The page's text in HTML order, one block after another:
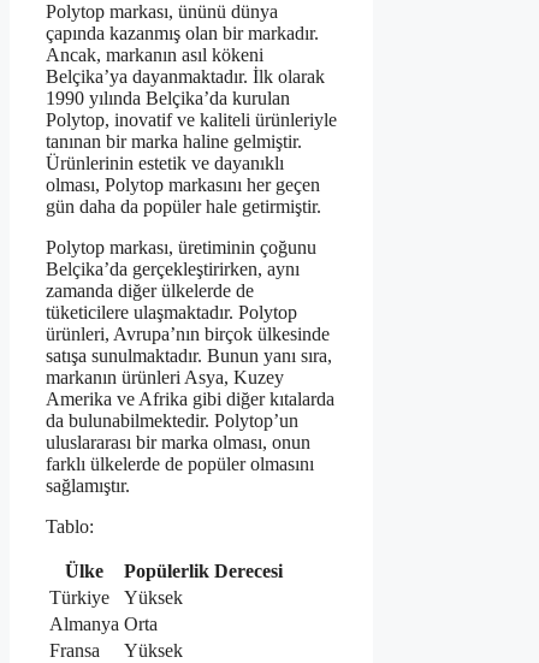
Polytop markası, ününü dünya
çapında kazanmış olan bir markadır.
Ancak, markanın asıl kökeni
Belçika’ya dayanmaktadır. İlk olarak
1990 yılında Belçika’da kurulan
Polytop, inovatif ve kaliteli ürünleriyle
tanınan bir marka haline gelmiştir.
Ürünlerinin estetik ve dayanıklı
olması, Polytop markasını her geçen
gün daha da popüler hale getirmiştir.
Polytop markası, üretiminin çoğunu
Belçika’da gerçekleştirirken, aynı
zamanda diğer ülkelerde de
tüketicilere ulaşmaktadır. Polytop
ürünleri, Avrupa’nın birçok ülkesinde
satışa sunulmaktadır. Bunun yanı sıra,
markanın ürünleri Asya, Kuzey
Amerika ve Afrika gibi diğer kıtalarda
da bulunabilmektedir. Polytop’un
uluslararası bir marka olması, onun
farklı ülkelerde de popüler olmasını
sağlamıştır.
Tablo:
Ülke
Popülerlik Derecesi
Türkiye
Yüksek
Almanya Orta
Fransa
Yüksek